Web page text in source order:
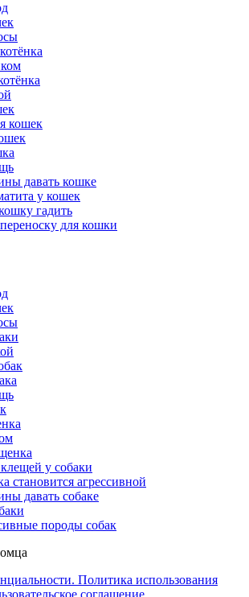
кошек
давать кошке
у кошек
гадить
для кошки
у собаки
становится агрессивной
давать собаке
породы собак
Политика использования